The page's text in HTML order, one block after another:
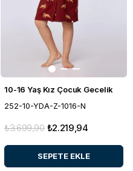
10-16 Yaş Kız Çocuk Gecelik
252-10-YDA-Z-1016-N
₺2.219,94
₺3.699,90
SEPETE EKLE